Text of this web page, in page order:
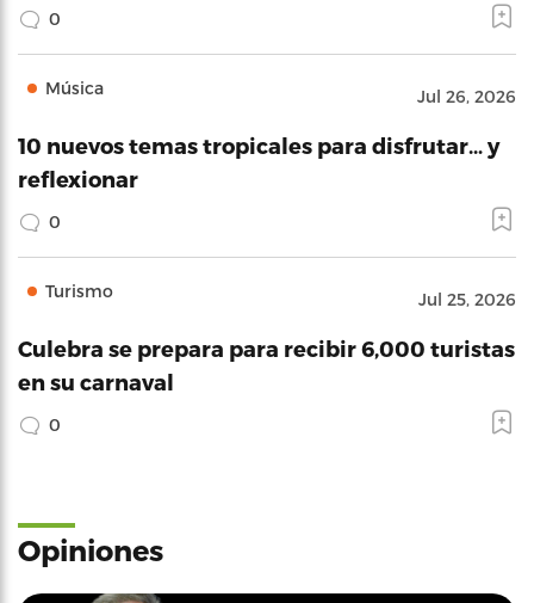
0
Música Jul 26, 2026
10 nuevos temas tropicales para disfrutar… y
reflexionar
0
Turismo Jul 25, 2026
Culebra se prepara para recibir 6,000 turistas
en su carnaval
0
Opiniones